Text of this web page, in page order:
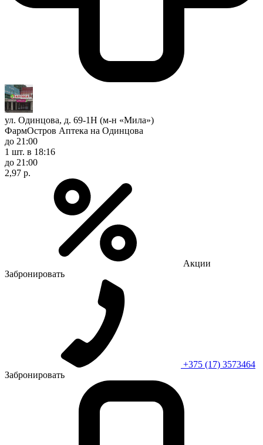
ул. Одинцова, д. 69-1Н (м-н «Мила»)
ФармОстров Аптека на Одинцова
до 21:00
1 шт. в 18:16
до 21:00
2,97 р.
Акции
Забронировать
+375 (17) 3573464
Забронировать